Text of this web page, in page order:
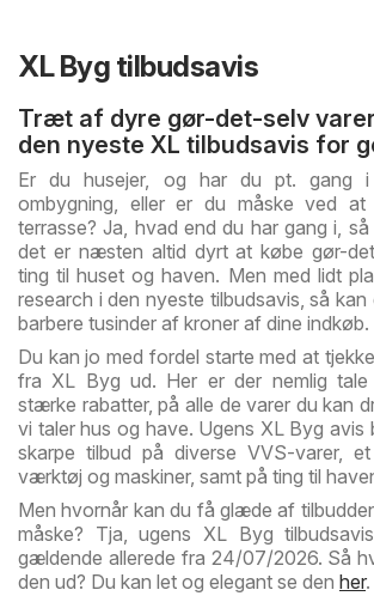
XL Byg tilbudsavis
Træt af dyre gør-det-selv
den nyeste XL tilbudsavis for
Er du husejer, og har du pt. gang
ombygning, eller er du måske ved
terrasse? Ja, hvad end du har gang i,
det er næsten altid dyrt at købe gør-
ting til huset og haven. Men med lidt
research i den nyeste tilbudsavis, så
barbere tusinder af kroner af dine indkøb.
Du kan jo med fordel starte med at
fra XL Byg ud. Her er der nemlig tale
stærke rabatter, på alle de varer du kan
vi taler hus og have. Ugens XL Byg avis
skarpe tilbud på diverse VVS-varer,
værktøj og maskiner, samt på ting til
Men hvornår kan du få glæde af
måske? Tja, ugens XL Byg
gældende allerede fra 24/07/2026. Så
den ud? Du kan let og elegant se den her.